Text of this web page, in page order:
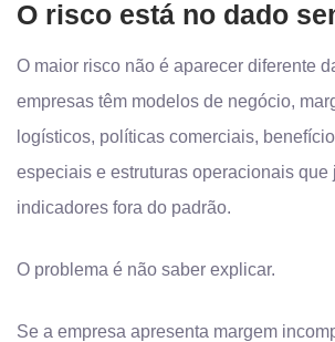
O risco está no dado
O maior risco não é aparecer diferente
empresas têm modelos de negócio,
logísticos, políticas comerciais,
especiais e estruturas operacionais que
indicadores fora do padrão.
O problema é não saber explicar.
Se a empresa apresenta margem